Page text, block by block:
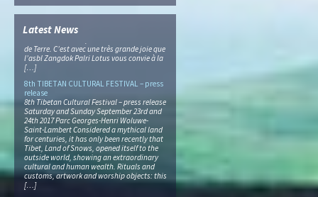
Latest News
POUR LE NOUVEL AN TIBETAIN Dimanche 04
mars 2018 à la Cité du Dharma En ce mois
de février, les Tibétains s’apprêtent à entrer
dans l’année 2145 qui sera l’année du Chien
de Terre. C’est avec une très grande joie que
l’asbl Zangdok Palri Lotus vous convie à la
[…]
release
8th Tibetan Cultural Festival – press release
Saturday and Sunday September 23rd and
24th 2017 Parc Georges-Henri Woluwe-
Saint-Lambert Considered a mythical land
for centuries, it has only been recently that
Tibet, Land of Snows, opened itself to the
outside world, showing an extraordinary
cultural and human wealth. Rituals and
customs, artwork and worship objects: this
[…]